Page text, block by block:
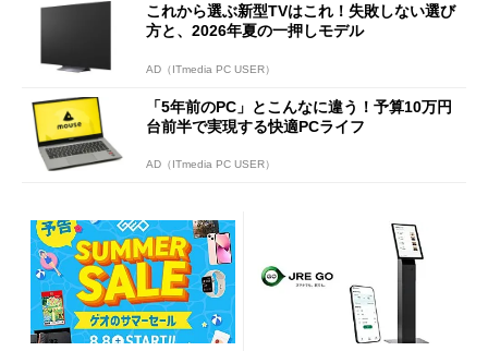
これから選ぶ新型TVはこれ！失敗しない選び
方と、2026年夏の一押しモデル
AD（ITmedia PC USER）
「5年前のPC」とこんなに違う！予算10万円
台前半で実現する快適PCライフ
AD（ITmedia PC USER）